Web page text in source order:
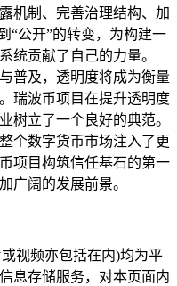
机制、完善治理结构、加
“公开”的转变，为构建一
统贡献了自己的力量。
普及，透明度将成为衡量
瑞波币项目在提升透明度
树立了一个良好的典范。
个数字货币市场注入了更
项目构筑信任基石的第一
广阔的发展前景。
视频亦包括在内)均为平
息存储服务，对本页面内